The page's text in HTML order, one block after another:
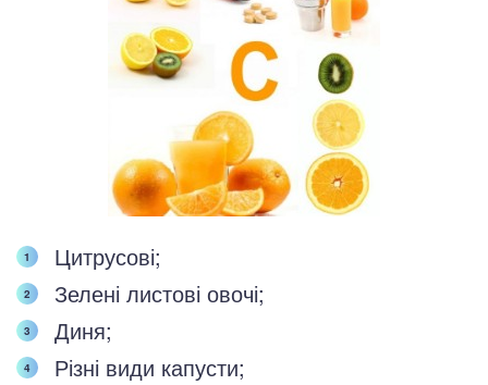
Цитрусові;
Зелені листові овочі;
Диня;
Різні види капусти;